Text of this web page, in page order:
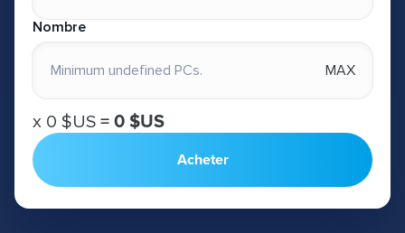
Nombre
MAX
х 0 $US = 0 $US
Acheter